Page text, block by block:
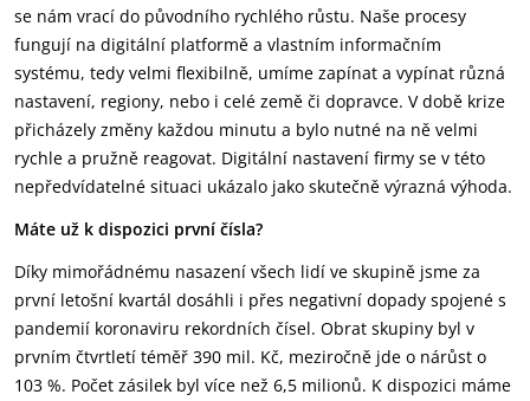
se nám vrací do původního rychlého růstu. Naše procesy
fungují na digitální platformě a vlastním informačním
systému, tedy velmi flexibilně, umíme zapínat a vypínat různá
nastavení, regiony, nebo i celé země či dopravce. V době krize
přicházely změny každou minutu a bylo nutné na ně velmi
rychle a pružně reagovat. Digitální nastavení firmy se v této
nepředvídatelné situaci ukázalo jako skutečně výrazná výhoda.
Máte už k dispozici první čísla?
Díky mimořádnému nasazení všech lidí ve skupině jsme za
první letošní kvartál dosáhli i přes negativní dopady spojené s
pandemií koronaviru rekordních čísel. Obrat skupiny byl v
prvním čtvrtletí téměř 390 mil. Kč, meziročně jde o nárůst o
103 %. Počet zásilek byl více než 6,5 milionů. K dispozici máme